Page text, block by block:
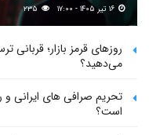
۲۳۵
روزهای قرمز بازار؛ قربانی
می‌دهید؟
تحریم صرافی های ایرانی
است؟